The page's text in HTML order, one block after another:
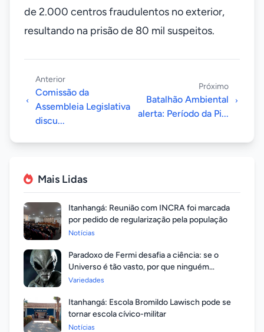
de 2.000 centros fraudulentos no exterior,
resultando na prisão de 80 mil suspeitos.
Anterior
Comissão da
Assembleia Legislativa
discu...
Próximo
Batalhão Ambiental
alerta: Período da Pi...
Mais Lidas
Itanhangá: Reunião com INCRA foi marcada
por pedido de regularização pela população
Notícias
Paradoxo de Fermi desafia a ciência: se o
Universo é tão vasto, por que ninguém
respondeu?
Variedades
Itanhangá: Escola Bromildo Lawisch pode se
tornar escola cívico-militar
Notícias